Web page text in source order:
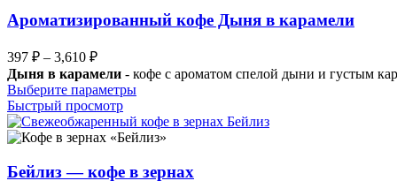
Опции
можно
странице
товара.
Ароматизированный кофе Дыня в карамели
397 ₽ – 3,610 ₽Диапазон
цен:
397 ₽
–
3,610 ₽
Дыня в карамели - кофе с ароматом спелой дыни и густым
Выберите параметрыЭтот
имеет
несколько
Опции
можно
Быстрый просмотр
Бейлиз — кофе в зернах